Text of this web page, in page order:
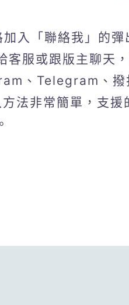
入「聯絡我」的彈
客服或跟版主聊天
、Telegram、撥
法非常簡單，支援